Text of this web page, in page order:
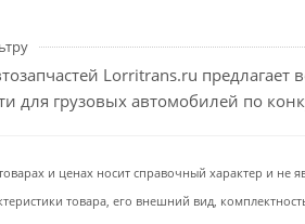
Lorritrans.ru
для грузовых автомобилей по
и ценах носит справочный характер и не
товара, его внешний вид,